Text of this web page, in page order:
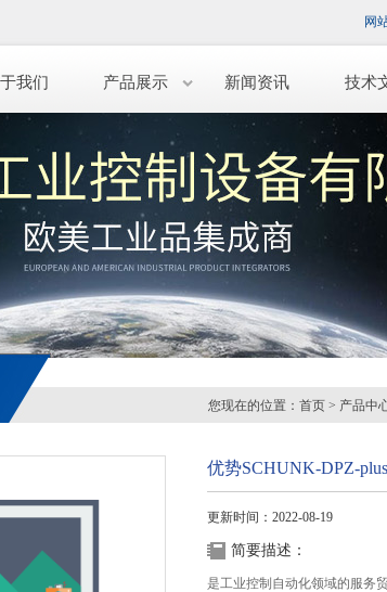
网
我们 产品展示 新闻资讯 技术
您现在的位置： 首页 > 产品中
优势SCHUNK-DPZ-
更新时间：2022-08-19
简要描述：
是工业控制自动化领域的服务